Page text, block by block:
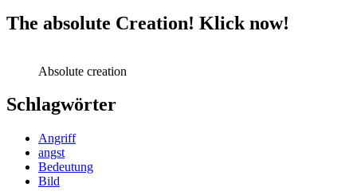
The absolute Creation! Klick now!
Absolute creation
Schlagwörter
Angriff
angst
Bedeutung
Bild